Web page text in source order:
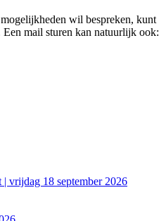
wil bespreken, kunt
mail sturen kan natuurlijk ook: